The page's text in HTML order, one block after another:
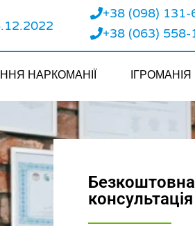
+38 (098) 131-
+38 (063) 558-
НАРКОМАНІЇ ІГРОМАНІЯ
консультація